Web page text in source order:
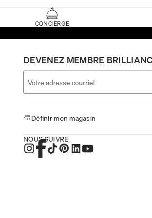
CONCIERGE
DEVENEZ MEMBRE
Définir mon magasin
NOUS SUIVRE